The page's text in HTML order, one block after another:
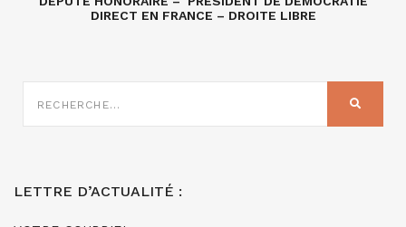
DIRECT EN FRANCE – DROITE LIBRE
SUR
LETTRE D’ACTUALITÉ :